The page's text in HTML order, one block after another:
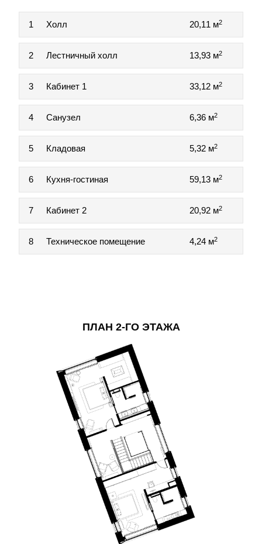
1 Холл 20,11 м2
2 Лестничный холл 13,93 м2
3 Кабинет 1 33,12 м2
4 Санузел 6,36 м2
5 Кладовая 5,32 м2
6 Кухня-гостиная 59,13 м2
7 Кабинет 2 20,92 м2
8 Техническое помещение 4,24 м2
ПЛАН 2-ГО ЭТАЖА